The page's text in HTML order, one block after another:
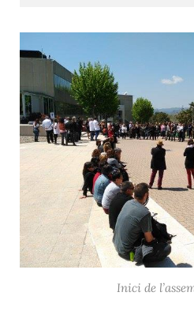
Inici de